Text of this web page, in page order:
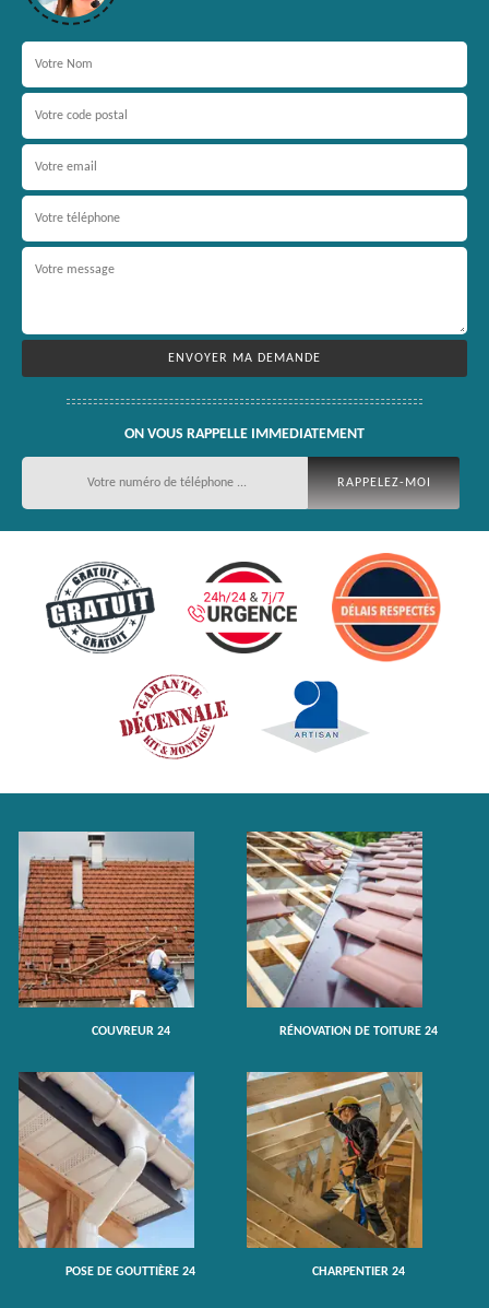
ON VOUS RAPPELLE IMMEDIATEMENT
COUVREUR 24 RÉNOVATION DE TOITURE 24
POSE DE GOUTTIÈRE 24 CHARPENTIER 24